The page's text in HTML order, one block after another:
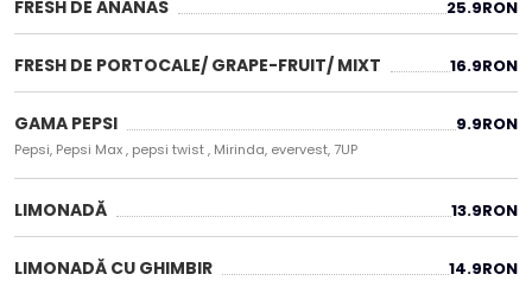
FRESH DE ANANAS 25.9RON
FRESH DE PORTOCALE/ GRAPE-FRUIT/ MIXT 16.9RON
GAMA PEPSI 9.9RON
Pepsi, Pepsi Max , pepsi twist , Mirinda, evervest, 7UP
LIMONADĂ 13.9RON
LIMONADĂ CU GHIMBIR 14.9RON